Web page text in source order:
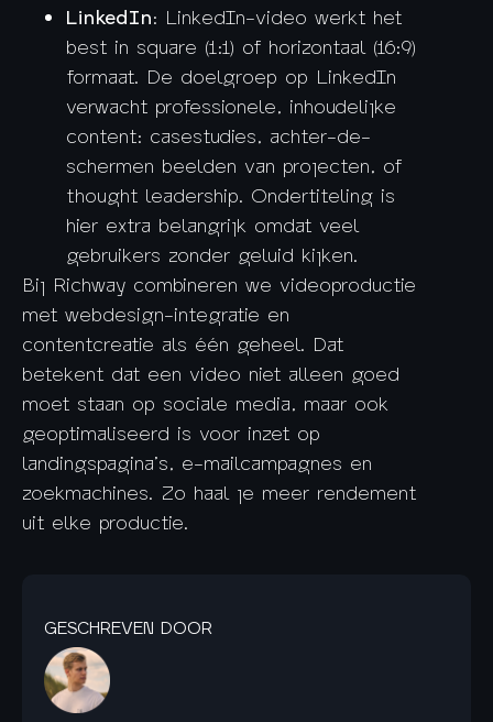
LinkedIn: LinkedIn-video werkt het
best in square (1:1) of horizontaal (16:9)
formaat. De doelgroep op LinkedIn
verwacht professionele, inhoudelijke
content: casestudies, achter-de-
schermen beelden van projecten, of
thought leadership. Ondertiteling is
hier extra belangrijk omdat veel
gebruikers zonder geluid kijken.
Bij Richway combineren we videoproductie
met webdesign-integratie en
contentcreatie als één geheel. Dat
betekent dat een video niet alleen goed
moet staan op sociale media, maar ook
geoptimaliseerd is voor inzet op
landingspagina’s, e-mailcampagnes en
zoekmachines. Zo haal je meer rendement
uit elke productie.
GESCHREVEN DOOR